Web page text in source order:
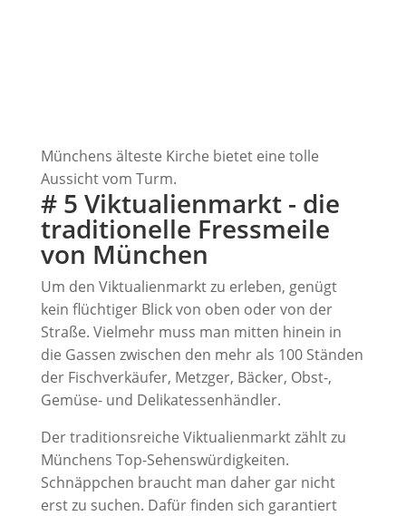
Münchens älteste Kirche bietet eine tolle
Aussicht vom Turm.
# 5 Viktualienmarkt - die
traditionelle Fressmeile
von München
Um den Viktualienmarkt zu erleben, genügt
kein flüchtiger Blick von oben oder von der
Straße. Vielmehr muss man mitten hinein in
die Gassen zwischen den mehr als 100 Ständen
der Fischverkäufer, Metzger, Bäcker, Obst-,
Gemüse- und Delikatessenhändler.
Der traditionsreiche Viktualienmarkt zählt zu
Münchens Top-Sehenswürdigkeiten.
Schnäppchen braucht man daher gar nicht
erst zu suchen. Dafür finden sich garantiert